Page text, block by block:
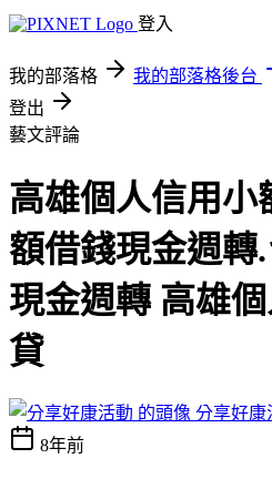
登入
我的部落格 我的部落格後台
登出
藝文評論
高雄個人信用小
額借錢現金週轉
現金週轉 高雄
貸
分享好康
8年前